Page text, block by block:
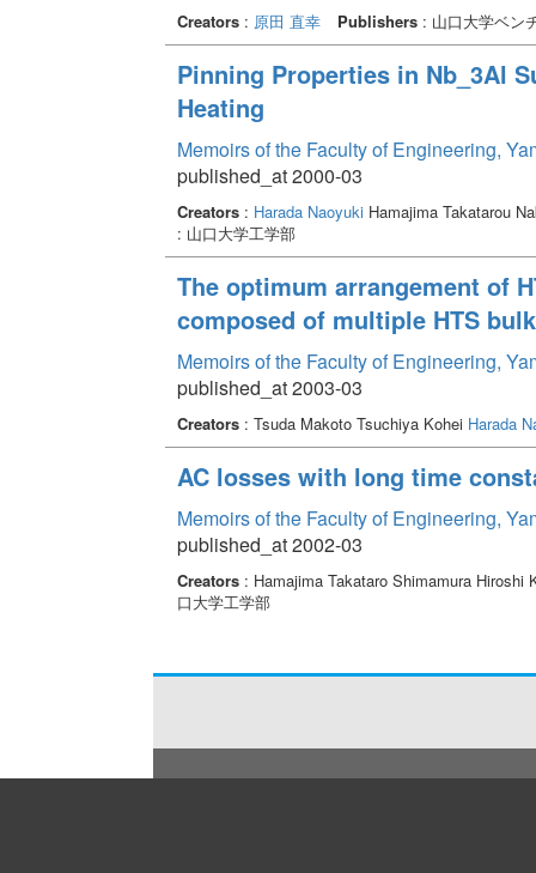
Creators: 原田 直幸 Publishers: 山口大学ベン
Pinning Properties in Nb_3Al
Heating
Memoirs of the Faculty of Engineering,
published_at 2000-03
Creators: Harada NaoyukiHamajima Takatarou
: 山口大学工学部
The optimum arrangement of
composed of multiple HTS
Memoirs of the Faculty of Engineering,
published_at 2003-03
Creators: Tsuda Makoto Tsuchiya Kohei Harada
AC losses with long time
Memoirs of the Faculty of Engineering,
published_at 2002-03
Creators: Hamajima Takataro Shimamura Hiroshi
口大学工学部